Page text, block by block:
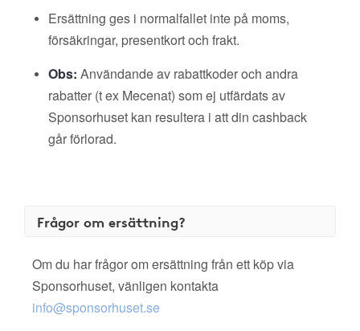
Ersättning ges i normalfallet inte på moms,
försäkringar, presentkort och frakt.
Obs: Användande av rabattkoder och andra
rabatter (t ex Mecenat) som ej utfärdats av
Sponsorhuset kan resultera i att din cashback
går förlorad.
Frågor om ersättning?
Om du har frågor om ersättning från ett köp via
Sponsorhuset, vänligen kontakta
info@sponsorhuset.se